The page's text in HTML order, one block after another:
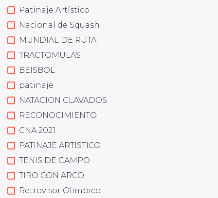
Patinaje Artístico
Nacional de Squash
MUNDIAL DE RUTA
TRACTOMULAS
BEISBOL
patinaje
NATACION CLAVADOS
RECONOCIMIENTO
CNA 2021
PATINAJE ARTISTICO
TENIS DE CAMPO
TIRO CON ARCO
Retrovisor Olimpico